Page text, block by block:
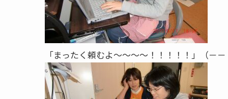
「まったく頼むよ～～～～！！！！！」（－